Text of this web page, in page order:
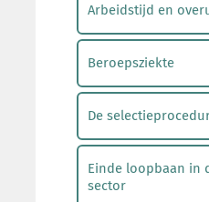
Arbeidstijd en
Beroepsziekte
De
Einde loopbaan in
sector